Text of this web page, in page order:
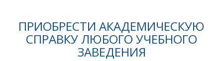
ПРИОБРЕСТИ АКАДЕМИЧЕСКУЮ
СПРАВКУ ЛЮБОГО УЧЕБНОГО
ЗАВЕДЕНИЯ